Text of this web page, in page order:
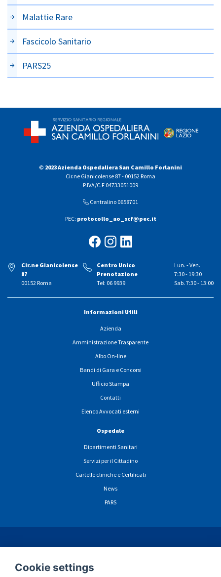
Malattie Rare
Fascicolo Sanitario
PARS25
© 2023 Azienda Ospedaliera San Camillo Forlanini
Cir.ne Gianicolense 87 - 00152 Roma
P.IVA/C.F 04733051009
Centralino 0658701
PEC: protocollo_ao_scf@pec.it
Cir.ne Gianicolense
87
00152 Roma
Centro Unico
Prenotazione
Tel: 06 9939
Lun. - Ven.
7:30 - 19:30
Sab. 7:30 - 13:00
Informazioni Utili
Azienda
Amministrazione Trasparente
Albo On-line
Bandi di Gara e Concorsi
Ufficio Stampa
Contatti
Elenco Avvocati esterni
Ospedale
Dipartimenti Sanitari
Servizi per il Cittadino
Cartelle cliniche e Certificati
News
PARS
Cookie settings